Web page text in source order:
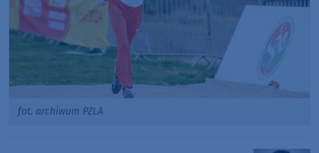
fot. archiwum PZLA